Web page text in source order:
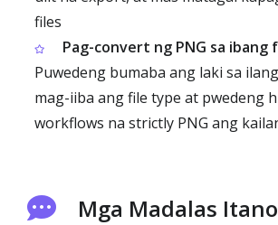
files
Pag-convert ng PNG sa ibang
Puwedeng bumaba ang laki sa
mag-iiba ang file type at pwedeng
workflows na strictly PNG ang
Mga Madalas